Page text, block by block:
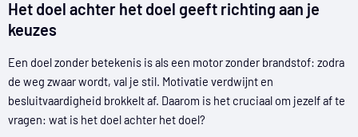
Het doel achter het doel geeft richting aan je
keuzes
Een doel zonder betekenis is als een motor zonder brandstof: zodra
de weg zwaar wordt, val je stil. Motivatie verdwijnt en
besluitvaardigheid brokkelt af. Daarom is het cruciaal om jezelf af te
vragen: wat is het doel achter het doel?